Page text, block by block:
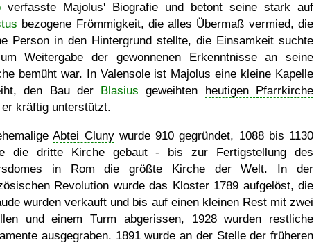
verfasste Majolus' Biografie und betont seine stark auf
bezogene Frömmigkeit, die alles Übermaß vermied, die
Person in den Hintergrund stellte, die Einsamkeit suchte
Weitergabe der gewonnenen Erkenntnisse an seine
bemüht war. In Valensole ist Majolus eine kleine Kapelle
den Bau der Blasius geweihten heutigen Pfarrkirche
er kräftig unterstützt.
Abtei Clunywurde 910 gegründet, 1088 bis 1130
die dritte Kirche gebaut - bis zur Fertigstellung des
in Rom die größte Kirche der Welt. In der
Revolution wurde das Kloster 1789 aufgelöst, die
wurden verkauft und bis auf einen kleinen Rest mit zwei
und einem Turm abgerissen, 1928 wurden restliche
ausgegraben. 1891 wurde an der Stelle der früheren